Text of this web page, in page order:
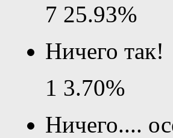
7 25.93%
Ничего так!
1 3.70%
Ничего....